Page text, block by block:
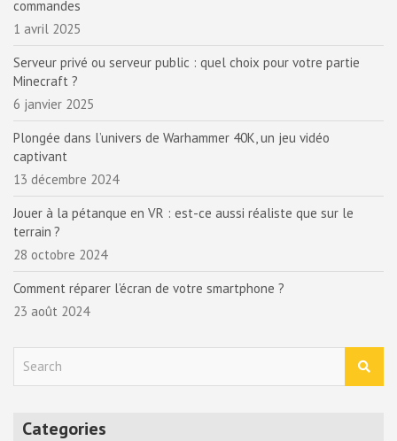
commandes
1 avril 2025
Serveur privé ou serveur public : quel choix pour votre partie
Minecraft ?
6 janvier 2025
Plongée dans l’univers de Warhammer 40K, un jeu vidéo
captivant
13 décembre 2024
Jouer à la pétanque en VR : est-ce aussi réaliste que sur le
terrain ?
28 octobre 2024
Comment réparer l’écran de votre smartphone ?
23 août 2024
Categories